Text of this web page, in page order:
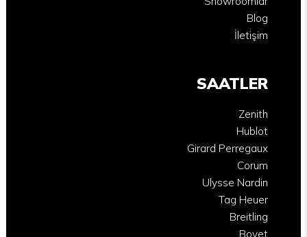
Blog
İletişim
SAATLER
Zenith
Hublot
Girard Perregaux
Corum
Ulysse Nardin
Tag Heuer
Breitling
Bovet